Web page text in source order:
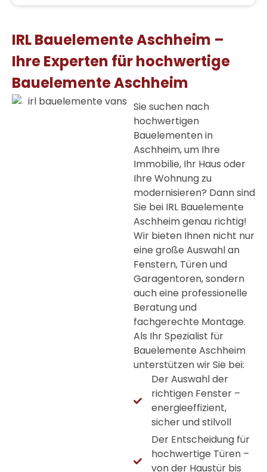
IRL Bauelemente Aschheim –
Ihre Experten für hochwertige
Bauelemente Aschheim
Sie suchen nach
hochwertigen
Bauelementen in
Aschheim, um Ihre
Immobilie, Ihr Haus oder
Ihre Wohnung zu
modernisieren? Dann sind
Sie bei IRL Bauelemente
Aschheim genau richtig!
Wir bieten Ihnen nicht nur
eine große Auswahl an
Fenstern, Türen und
Garagentoren, sondern
auch eine professionelle
Beratung und
fachgerechte Montage.
Als Ihr Spezialist für
Bauelemente Aschheim
unterstützen wir Sie bei:
Der Auswahl der
richtigen Fenster –
energieeffizient,
sicher und stilvoll
Der Entscheidung für
hochwertige Türen –
von der Haustür bis